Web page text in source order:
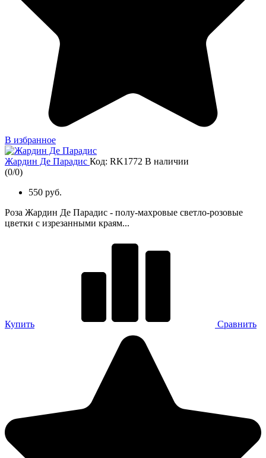
В избранное
Жардин Де Парадис Код: RK1772 В наличии
(0/0)
550 руб.
Роза Жардин Де Парадис - полу-махровые светло-розовые
цветки с изрезанными краям...
Купить Сравнить